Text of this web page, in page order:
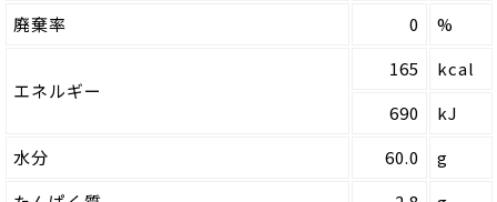
廃棄率
0 %
エネルギー
165
kcal
690
kJ
水分
60.0
g